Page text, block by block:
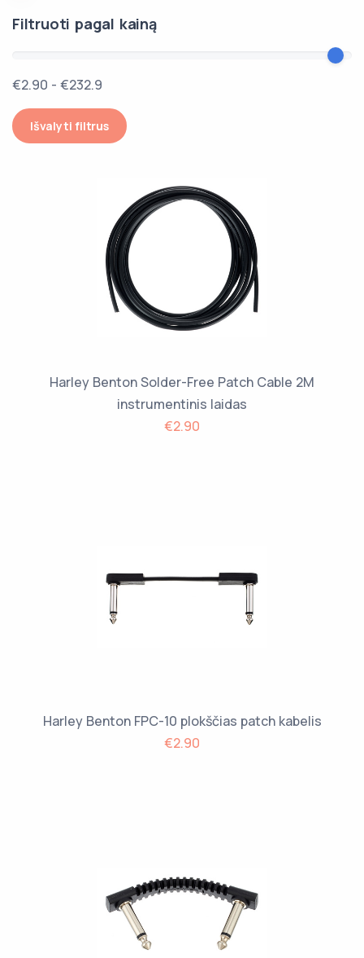
Filtruoti pagal kainą
€2.90 - €232.9
Išvalyti filtrus
Harley Benton Solder-Free Patch Cable 2M
instrumentinis laidas
€2.90
Harley Benton FPC-10 plokščias patch kabelis
€2.90